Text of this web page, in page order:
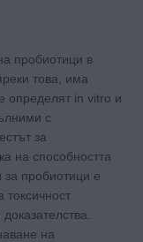
пробиотици в
това, има
определят in vitro и
с
за
на способността
пробиотици е
на